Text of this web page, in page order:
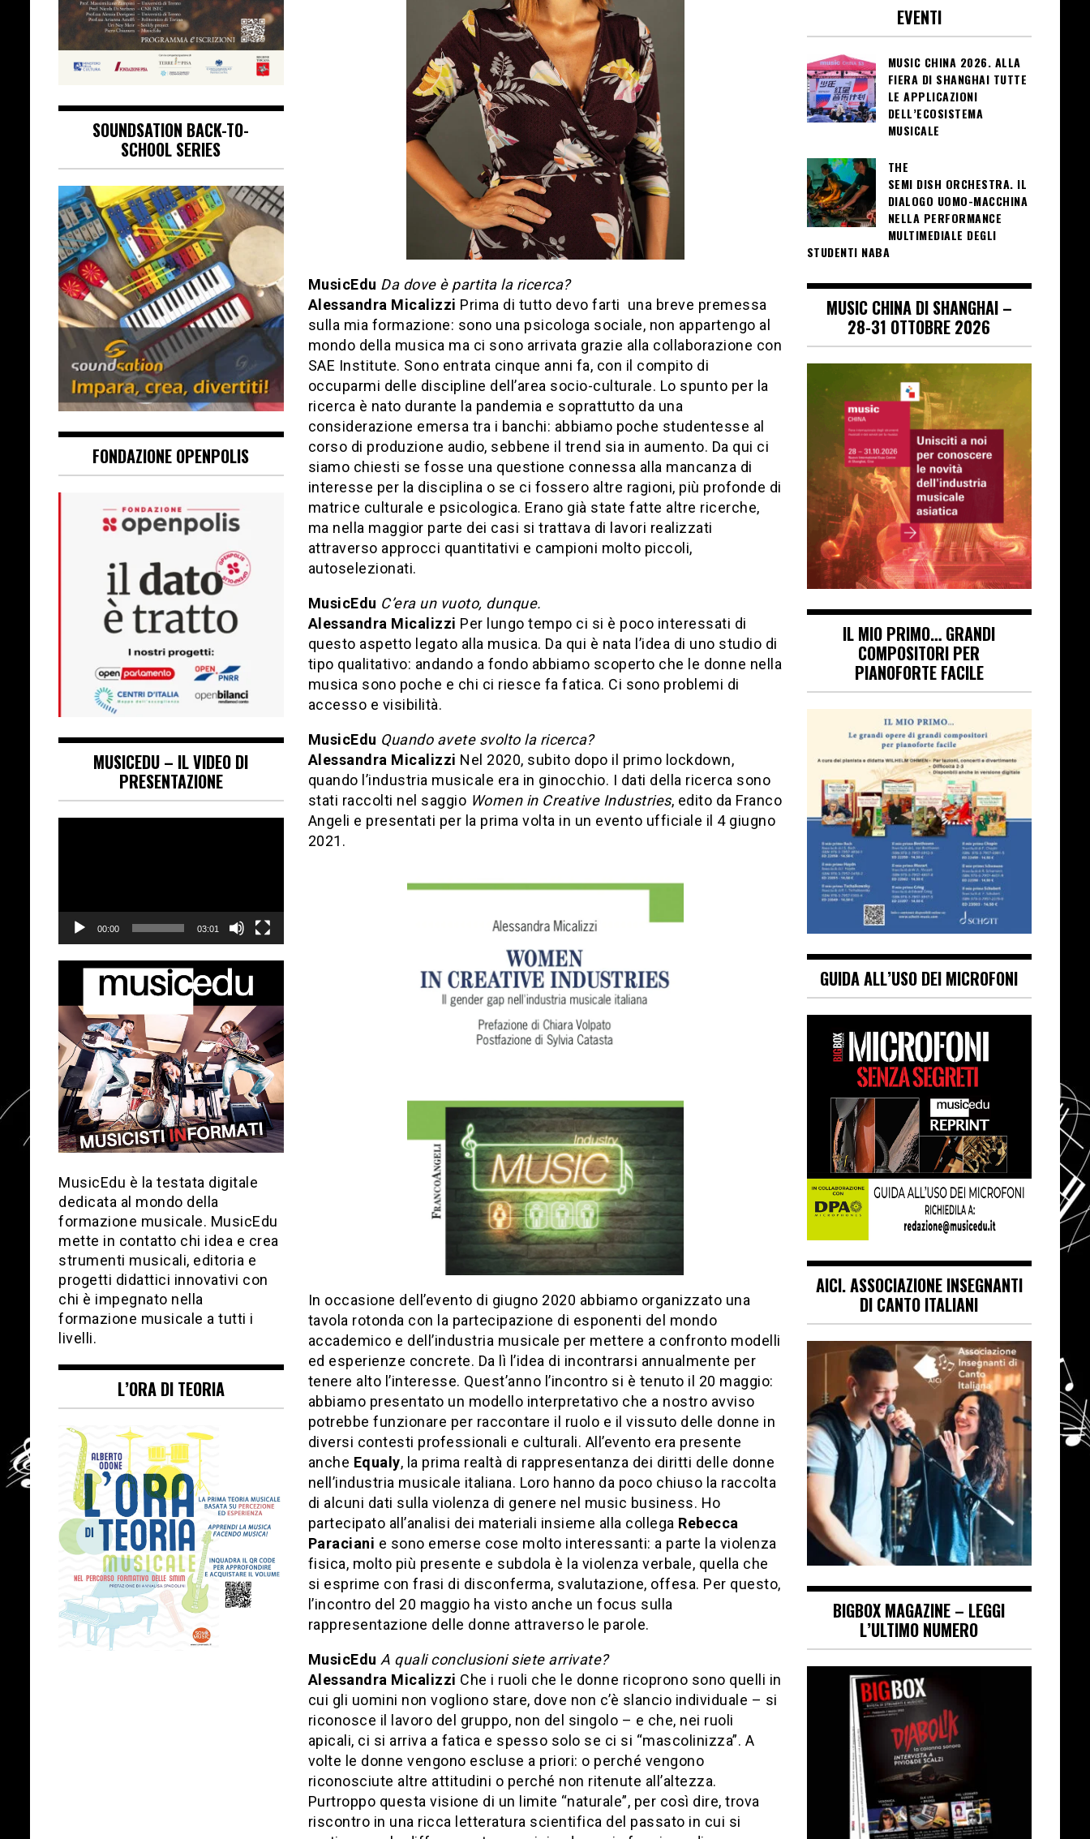
MusicEdu Da dove è partita la ricerca?
Alessandra Micalizzi Prima di tutto devo farti una breve premessa
sulla mia formazione: sono una psicologa sociale, non appartengo al
mondo della musica ma ci sono arrivata grazie alla collaborazione con
SAE Institute. Sono entrata cinque anni fa, con il compito di
occuparmi delle discipline dell’area socio-culturale. Lo spunto per la
ricerca è nato durante la pandemia e soprattutto da una
considerazione emersa tra i banchi: abbiamo poche studentesse al
corso di produzione audio, sebbene il trend sia in aumento. Da qui ci
siamo chiesti se fosse una questione connessa alla mancanza di
interesse per la disciplina o se ci fossero altre ragioni, più profonde di
matrice culturale e psicologica. Erano già state fatte altre ricerche,
ma nella maggior parte dei casi si trattava di lavori realizzati
attraverso approcci quantitativi e campioni molto piccoli,
autoselezionati.
MusicEdu C’era un vuoto, dunque.
Alessandra Micalizzi Per lungo tempo ci si è poco interessati di
questo aspetto legato alla musica. Da qui è nata l’idea di uno studio di
tipo qualitativo: andando a fondo abbiamo scoperto che le donne nella
musica sono poche e chi ci riesce fa fatica. Ci sono problemi di
accesso e visibilità.
MusicEdu Quando avete svolto la ricerca?
Alessandra Micalizzi Nel 2020, subito dopo il primo lockdown,
quando l’industria musicale era in ginocchio. I dati della ricerca sono
stati raccolti nel saggio Women in Creative Industries, edito da Franco
Angeli e presentati per la prima volta in un evento ufficiale il 4 giugno
2021.
In occasione dell’evento di giugno 2020 abbiamo organizzato una
tavola rotonda con la partecipazione di esponenti del mondo
accademico e dell’industria musicale per mettere a confronto modelli
ed esperienze concrete. Da lì l’idea di incontrarsi annualmente per
tenere alto l’interesse. Quest’anno l’incontro si è tenuto il 20 maggio:
abbiamo presentato un modello interpretativo che a nostro avviso
potrebbe funzionare per raccontare il ruolo e il vissuto delle donne in
diversi contesti professionali e culturali. All’evento era presente
anche Equaly, la prima realtà di rappresentanza dei diritti delle donne
nell’industria musicale italiana. Loro hanno da poco chiuso la raccolta
di alcuni dati sulla violenza di genere nel music business. Ho
partecipato all’analisi dei materiali insieme alla collega Rebecca
Paraciani e sono emerse cose molto interessanti: a parte la violenza
fisica, molto più presente e subdola è la violenza verbale, quella che
si esprime con frasi di disconferma, svalutazione, offesa. Per questo,
l’incontro del 20 maggio ha visto anche un focus sulla
rappresentazione delle donne attraverso le parole.
MusicEdu A quali conclusioni siete arrivate?
Alessandra Micalizzi Che i ruoli che le donne ricoprono sono quelli in
cui gli uomini non vogliono stare, dove non c’è slancio individuale – si
riconosce il lavoro del gruppo, non del singolo – e che, nei ruoli
apicali, ci si arriva a fatica e spesso solo se ci si “mascolinizza”. A
volte le donne vengono escluse a priori: o perché vengono
riconosciute altre attitudini o perché non ritenute all’altezza.
Purtroppo questa visione di un limite “naturale”, per così dire, trova
riscontro in una ricca letteratura scientifica del passato in cui si
SOUNDSATION BACK-TO-
SCHOOL SERIES
FONDAZIONE OPENPOLIS
MUSICEDU – IL VIDEO DI
PRESENTAZIONE
00:00 03:01
MusicEdu è la testata digitale
dedicata al mondo della
formazione musicale. MusicEdu
mette in contatto chi idea e crea
strumenti musicali, editoria e
progetti didattici innovativi con
chi è impegnato nella
formazione musicale a tutti i
livelli.
L’ORA DI TEORIA
EVENTI
MUSIC CHINA 2026. ALLA
FIERA DI SHANGHAI TUTTE
LE APPLICAZIONI
DELL’ECOSISTEMA
MUSICALE
THE
SEMI DISH ORCHESTRA. IL
DIALOGO UOMO-MACCHINA
NELLA PERFORMANCE
MULTIMEDIALE DEGLI
STUDENTI NABA
MUSIC CHINA DI SHANGHAI –
28-31 OTTOBRE 2026
IL MIO PRIMO… GRANDI
COMPOSITORI PER
PIANOFORTE FACILE
GUIDA ALL’USO DEI MICROFONI
AICI. ASSOCIAZIONE INSEGNANTI
DI CANTO ITALIANI
BIGBOX MAGAZINE – LEGGI
L’ULTIMO NUMERO